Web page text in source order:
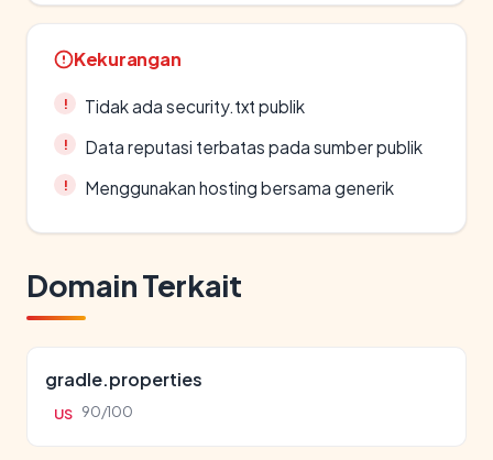
Kekurangan
Tidak ada security.txt publik
Data reputasi terbatas pada sumber publik
Menggunakan hosting bersama generik
Domain Terkait
gradle.properties
US 90/100